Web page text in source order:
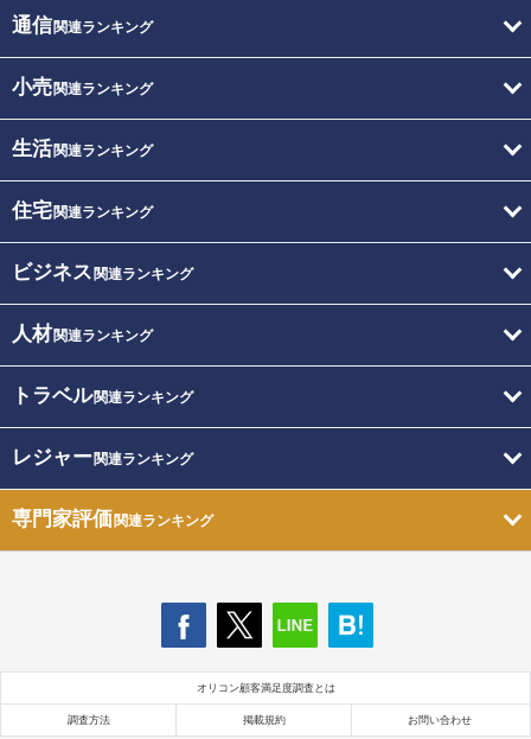
通信関連ランキング
小売関連ランキング
生活関連ランキング
住宅関連ランキング
ビジネス 関連ランキング
人材関連ランキング
トラベル関連ランキング
レジャー関連ランキング
専門家評価関連ランキング
オリコン顧客満足度調査とは
調査方法 掲載規約 お問い合わせ